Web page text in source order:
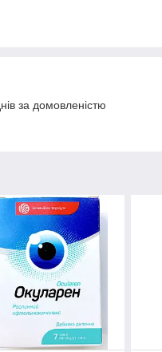
за домовленістю